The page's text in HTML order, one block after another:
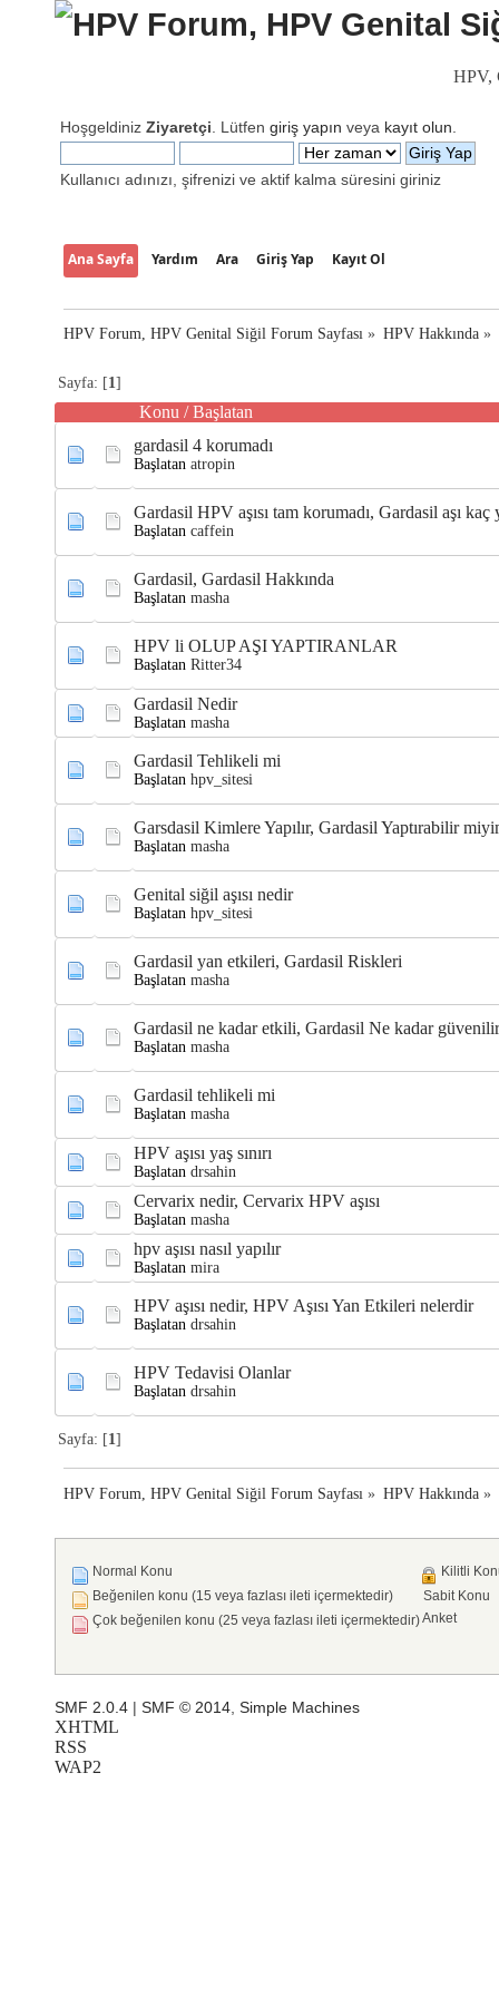
HPV,
Hoşgeldiniz Ziyaretçi . Lütfen giriş yapın veya kayıt olun
Kullanıcı adınızı, şifrenizi ve aktif kalma süresini giriniz
Ana Sayfa Yardım Ara Giriş Yap Kayıt Ol
HPV Forum, HPV Genital Siğil Forum Sayfası » HPV Hakkında»
Sayfa: [1]
Konu /Başlatan
gardasil 4 korumadı
Başlatan atropin
Gardasil HPV aşısı tam korumadı, Gardasil aşı kaç
Başlatan caffein
Gardasil, Gardasil Hakkında
Başlatan masha
HPV li OLUP AŞI YAPTIRANLAR
Başlatan Ritter34
Gardasil Nedir
Başlatan masha
Gardasil Tehlikeli mi
Başlatan hpv_sitesi
Garsdasil Kimlere Yapılır, Gardasil Yaptırabilir
Başlatan masha
Genital siğil aşısı nedir
Başlatan hpv_sitesi
Gardasil yan etkileri, Gardasil Riskleri
Başlatan masha
Gardasil ne kadar etkili, Gardasil Ne kadar güvenilir
Başlatan masha
Gardasil tehlikeli mi
Başlatan masha
HPV aşısı yaş sınırı
Başlatan drsahin
Cervarix nedir, Cervarix HPV aşısı
Başlatan masha
hpv aşısı nasıl yapılır
Başlatan mira
HPV aşısı nedir, HPV Aşısı Yan Etkileri nelerdir
Başlatan drsahin
HPV Tedavisi Olanlar
Başlatan drsahin
Sayfa: [1]
HPV Forum, HPV Genital Siğil Forum Sayfası » HPV Hakkında»
Normal Konu
Beğenilen konu (15 veya fazlası ileti içermektedir)
Çok beğenilen konu (25 veya fazlası ileti içermektedir)
Kilitli
Sabit Konu
Anket
SMF 2.0.4 SMF © 2014 Simple Machines
XHTML
RSS
WAP2